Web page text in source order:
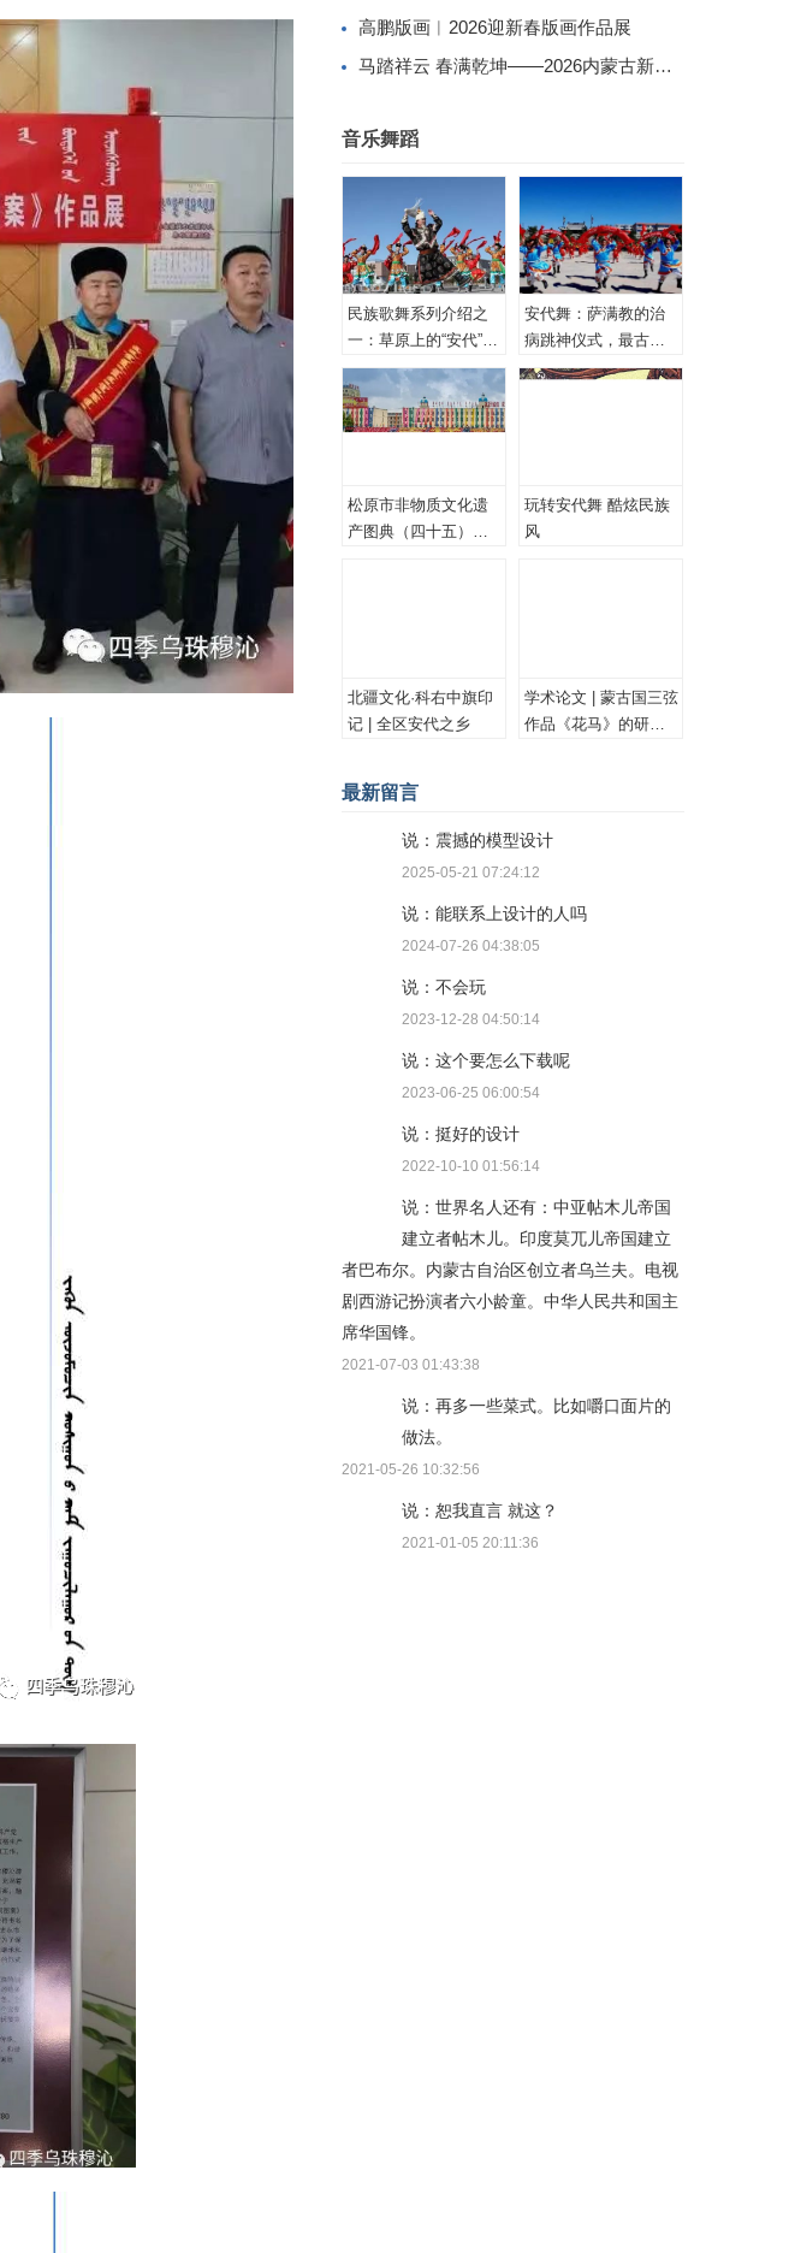
高鹏版画︱2026迎新春版画作品展
马踏祥云 春满乾坤——2026内蒙古新春民间工艺美术线上展（三）
音乐舞蹈
民族歌舞系列介绍之
一：草原上的“安代”和
安代舞
安代舞：萨满教的治
病跳神仪式，最古老
的心理治疗！
松原市非物质文化遗
产图典（四十五）蒙
玩转安代舞 酷炫民族
风
北疆文化·科右中旗印
记 | 全区安代之乡
学术论文 | 蒙古国三弦
作品《花马》的研究
最新留言
说：震撼的模型设计
2025-05-21 07:24:12
说：能联系上设计的人吗
2024-07-26 04:38:05
说：不会玩
2023-12-28 04:50:14
说：这个要怎么下载呢
2023-06-25 06:00:54
说：挺好的设计
2022-10-10 01:56:14
说：世界名人还有：中亚帖木儿帝国
建立者帖木儿。印度莫兀儿帝国建立
者巴布尔。内蒙古自治区创立者乌兰夫。电视
剧西游记扮演者六小龄童。中华人民共和国主
席华国锋。
2021-07-03 01:43:38
说：再多一些菜式。比如嚼口面片的
做法。
2021-05-26 10:32:56
说：恕我直言 就这？
2021-01-05 20:11:36